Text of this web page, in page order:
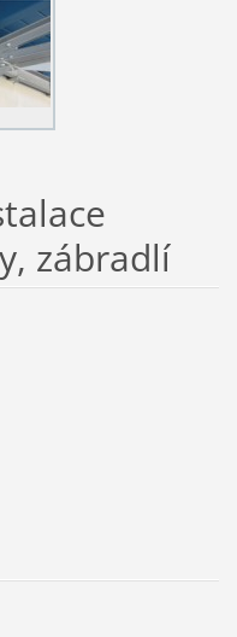
zábradlí